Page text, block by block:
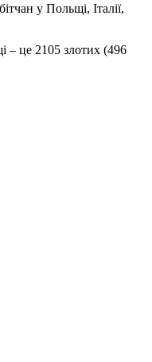
у Польщі, Італії,
– це 2105 злотих (496